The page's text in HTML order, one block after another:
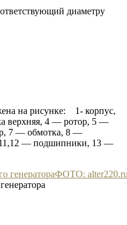
диаметру
на рисунке: 1- корпус,
верхняя, 4 — ротор, 5 —
7 — обмотка, 8 —
— подшипники, 13 —
ФОТО: